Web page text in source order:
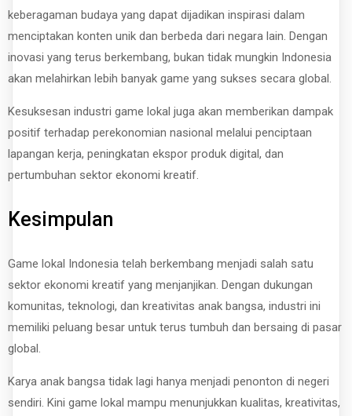
keberagaman budaya yang dapat dijadikan inspirasi dalam
menciptakan konten unik dan berbeda dari negara lain. Dengan
inovasi yang terus berkembang, bukan tidak mungkin Indonesia
akan melahirkan lebih banyak game yang sukses secara global.
Kesuksesan industri game lokal juga akan memberikan dampak
positif terhadap perekonomian nasional melalui penciptaan
lapangan kerja, peningkatan ekspor produk digital, dan
pertumbuhan sektor ekonomi kreatif.
Kesimpulan
Game lokal Indonesia telah berkembang menjadi salah satu
sektor ekonomi kreatif yang menjanjikan. Dengan dukungan
komunitas, teknologi, dan kreativitas anak bangsa, industri ini
memiliki peluang besar untuk terus tumbuh dan bersaing di pasar
global.
Karya anak bangsa tidak lagi hanya menjadi penonton di negeri
sendiri. Kini game lokal mampu menunjukkan kualitas, kreativitas,